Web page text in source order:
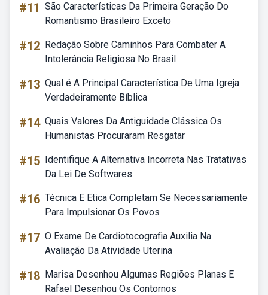
#11 São Características Da Primeira Geração Do
Romantismo Brasileiro Exceto
#12 Redação Sobre Caminhos Para Combater A
Intolerância Religiosa No Brasil
#13 Qual é A Principal Característica De Uma Igreja
Verdadeiramente Bíblica
#14 Quais Valores Da Antiguidade Clássica Os
Humanistas Procuraram Resgatar
#15 Identifique A Alternativa Incorreta Nas Tratativas
Da Lei De Softwares.
#16 Técnica E Etica Completam Se Necessariamente
Para Impulsionar Os Povos
#17 O Exame De Cardiotocografia Auxilia Na
Avaliação Da Atividade Uterina
#18 Marisa Desenhou Algumas Regiões Planas E
Rafael Desenhou Os Contornos